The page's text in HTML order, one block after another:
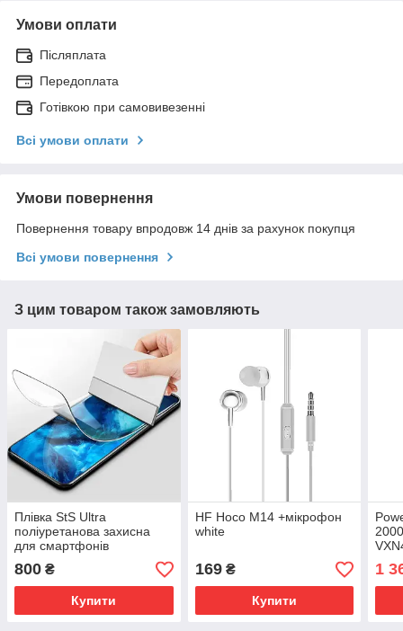
Умови оплати
Післяплата
Передоплата
Готівкою при самовивезенні
Всі умови оплати
Умови повернення
Повернення товару впродовж 14 днів за рахунок покупця
Всі умови повернення
З цим товаром також замовляють
Плівка StS Ultra
поліуретанова захисна
для смартфонів
800 ₴
Купити
HF Hoco M14 +мікрофон
white
169₴
Купити
1